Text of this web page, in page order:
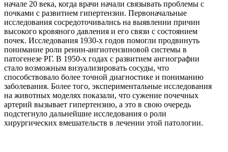
начале 20 века, когда врачи начали связывать проблемы с
почками с развитием гипертензии. Первоначальные
исследования сосредоточивались на выявлении причин
высокого кровяного давления и его связи с состоянием
почек. Исследования 1930-х годов помогли продвинуть
понимание роли ренин-ангиотензиновой системы в
патогенезе РГ. В 1950-х годах с развитием ангиографии
стало возможным визуализировать сосуды, что
способствовало более точной диагностике и пониманию
заболевания. Более того, экспериментальные исследования
на животных моделях показали, что сужение почечных
артерий вызывает гипертензию, а это в свою очередь
подстегнуло дальнейшие исследования о роли
хирургических вмешательств в лечении этой патологии.